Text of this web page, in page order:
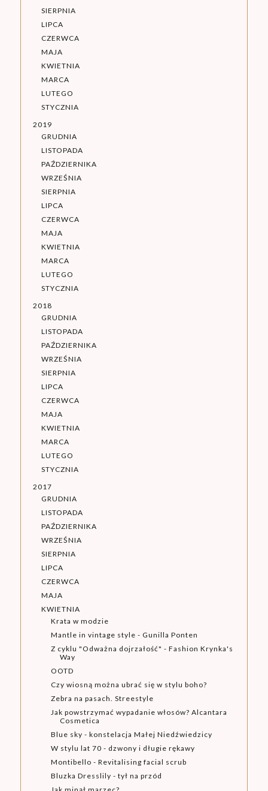
SIERPNIA
LIPCA
CZERWCA
MAJA
KWIETNIA
MARCA
LUTEGO
STYCZNIA
2019
GRUDNIA
LISTOPADA
PAŹDZIERNIKA
WRZEŚNIA
SIERPNIA
LIPCA
CZERWCA
MAJA
KWIETNIA
MARCA
LUTEGO
STYCZNIA
2018
GRUDNIA
LISTOPADA
PAŹDZIERNIKA
WRZEŚNIA
SIERPNIA
LIPCA
CZERWCA
MAJA
KWIETNIA
MARCA
LUTEGO
STYCZNIA
2017
GRUDNIA
LISTOPADA
PAŹDZIERNIKA
WRZEŚNIA
SIERPNIA
LIPCA
CZERWCA
MAJA
KWIETNIA
Krata w modzie
Mantle in vintage style - Gunilla Ponten
Z cyklu "Odważna dojrzałość" - Fashion Krynka's
Way
OOTD
Czy wiosną można ubrać się w stylu boho?
Zebra na pasach. Streestyle
Jak powstrzymać wypadanie włosów? Alcantara
Cosmetica
Blue sky - konstelacja Małej Niedźwiedzicy
W stylu lat 70 - dzwony i długie rękawy
Montibello - Revitalising facial scrub
Bluzka Dresslily - tył na przód